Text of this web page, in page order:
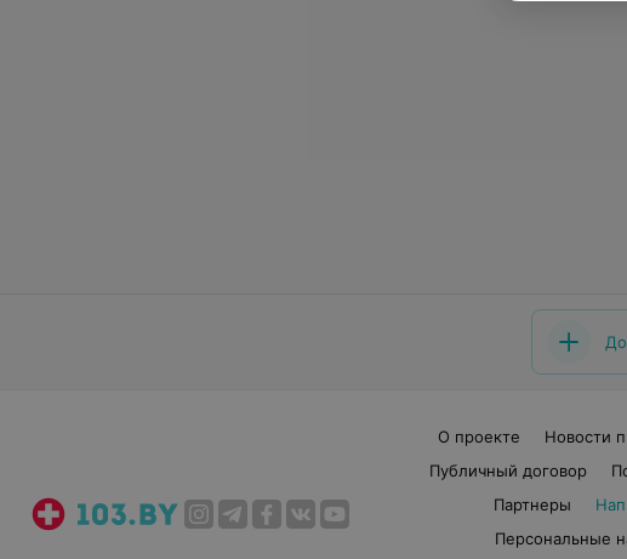
О проекте Новости
Публичный договор
Партнеры
Персональные